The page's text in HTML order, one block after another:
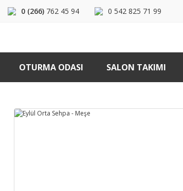
0 (266) 762 45 94 0 542 825 71 99
OTURMA ODASI SALON TAKIMI